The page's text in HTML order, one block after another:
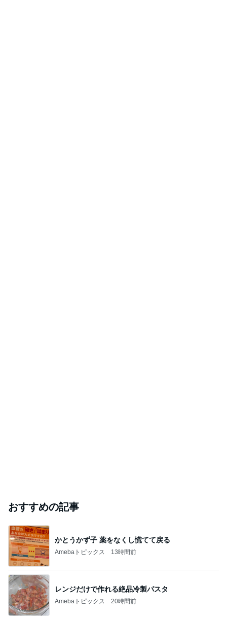
おすすめの記事
かとうかず子 薬をなくし慌てて戻る
Amebaトピックス 13時間前
レンジだけで作れる絶品冷製パスタ
Amebaトピックス 20時間前